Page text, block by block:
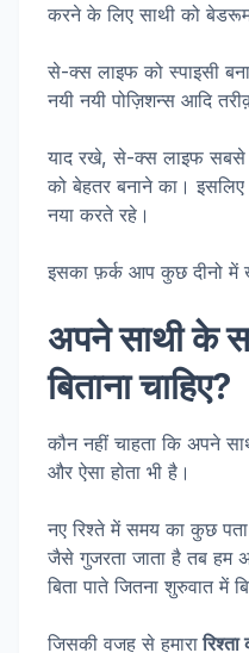
करने के लिए साथी को बेडरूम
से-क्स लाइफ को स्पाइसी
नयी नयी पोज़िशन्स आदि
याद रखे, से-क्स लाइफ सबसे
को बेहतर बनाने का।
नया करते रहे।
इसका फ़र्क आप कुछ दीनो
अपने साथी के
बिताना चाहिए?
कौन नहीं चाहता कि अपने
और ऐसा होता भी है।
नए रिश्ते में समय का कुछ
जैसे गुजरता जाता है तब हम
बिता पाते जितना शुरुवात में
जिसकी वजह से हमारा